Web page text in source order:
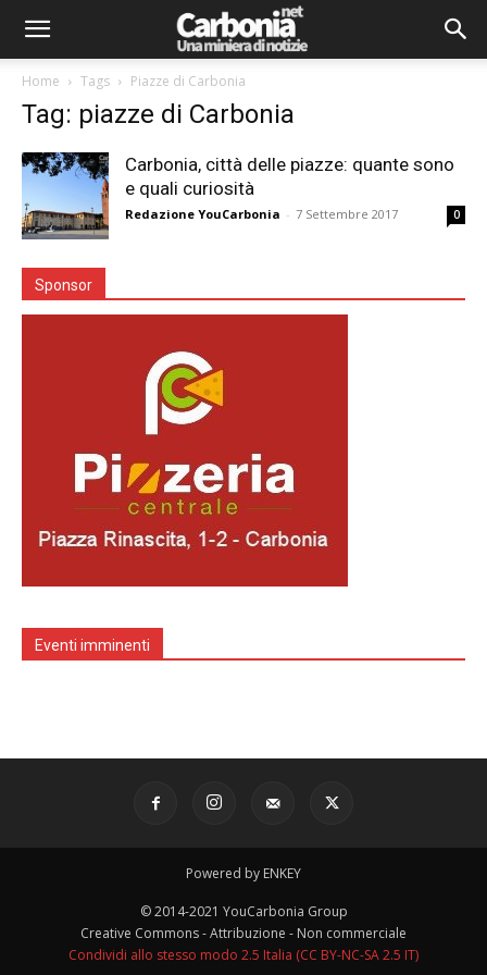
Home Tags Piazze di Carbonia
Tag: piazze di Carbonia
Carbonia, città delle piazze: quante sono
e quali curiosità
Redazione YouCarbonia - 7 Settembre 2017 0
Sponsor
Eventi imminenti
Powered by ENKEY
© 2014-2021 YouCarbonia Group
Creative Commons - Attribuzione - Non commerciale
Condividi allo stesso modo 2.5 Italia (CC BY-NC-SA 2.5 IT)